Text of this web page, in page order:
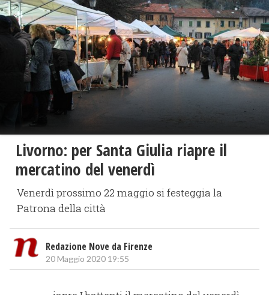
Livorno: per Santa Giulia riapre il
mercatino del venerdì
Venerdì prossimo 22 maggio si festeggia la
Patrona della città
Redazione Nove da Firenze
20 Maggio 2020 19:55